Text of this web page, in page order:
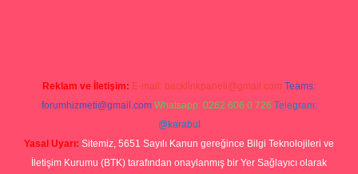
Reklam ve İletişim: E-mail: backlinkpaneli@gmail.com Teams:
forumhizmeti@gmail.com Whatsapp: 0262 606 0 726 Telegram:
@karabul
Yasal Uyarı: Sitemiz, 5651 Sayılı Kanun gereğince Bilgi Teknolojileri ve
İletişim Kurumu (BTK) tarafından onaylanmış bir Yer Sağlayıcı olarak